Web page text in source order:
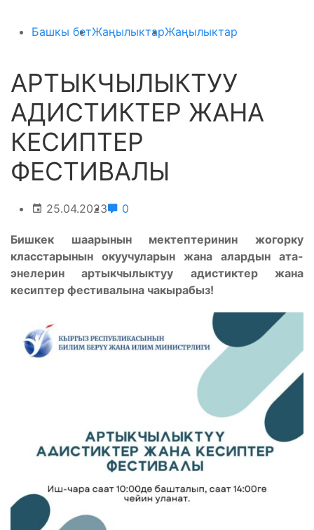
Башкы бетЖаңылыктарЖаңылыктар
АРТЫКЧЫЛЫКТУУ
АДИСТИКТЕР ЖАНА
КЕСИПТЕР
ФЕСТИВАЛЫ
25.04.2023 0
Бишкек шаарынын мектептеринин жогорку
класстарынын окуучуларын жана алардын ата-
энелерин артыкчылыктуу адистиктер жана
кесиптер фестивалына чакырабыз!